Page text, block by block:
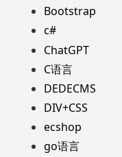
Bootstrap
c#
ChatGPT
C语言
DEDECMS
DIV+CSS
ecshop
go语言